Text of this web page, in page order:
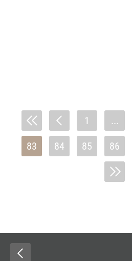
1 ...
83 84 85 86